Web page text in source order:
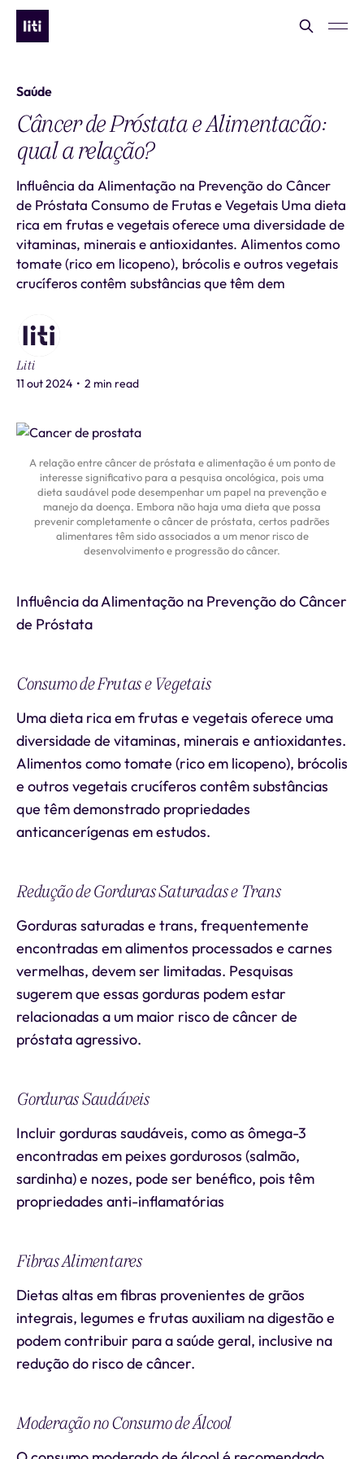
Saúde
Câncer de Próstata e Alimentacão:
qual a relação?
Influência da Alimentação na Prevenção do Câncer
de Próstata Consumo de Frutas e Vegetais Uma dieta
rica em frutas e vegetais oferece uma diversidade de
vitaminas, minerais e antioxidantes. Alimentos como
tomate (rico em licopeno), brócolis e outros vegetais
crucíferos contêm substâncias que têm dem
Liti
11 out 2024 • 2 min read
A relação entre câncer de próstata e alimentação é um ponto de
interesse significativo para a pesquisa oncológica, pois uma
dieta saudável pode desempenhar um papel na prevenção e
manejo da doença. Embora não haja uma dieta que possa
prevenir completamente o câncer de próstata, certos padrões
alimentares têm sido associados a um menor risco de
desenvolvimento e progressão do câncer.
Influência da Alimentação na Prevenção do Câncer
de Próstata
Consumo de Frutas e Vegetais
Uma dieta rica em frutas e vegetais oferece uma
diversidade de vitaminas, minerais e antioxidantes.
Alimentos como tomate (rico em licopeno), brócolis
e outros vegetais crucíferos contêm substâncias
que têm demonstrado propriedades
anticancerígenas em estudos.
Redução de Gorduras Saturadas e Trans
Gorduras saturadas e trans, frequentemente
encontradas em alimentos processados e carnes
vermelhas, devem ser limitadas. Pesquisas
sugerem que essas gorduras podem estar
relacionadas a um maior risco de câncer de
próstata agressivo.
Gorduras Saudáveis
Incluir gorduras saudáveis, como as ômega-3
encontradas em peixes gordurosos (salmão,
sardinha) e nozes, pode ser benéfico, pois têm
propriedades anti-inflamatórias
Fibras Alimentares
Dietas altas em fibras provenientes de grãos
integrais, legumes e frutas auxiliam na digestão e
podem contribuir para a saúde geral, inclusive na
redução do risco de câncer.
Moderação no Consumo de Álcool